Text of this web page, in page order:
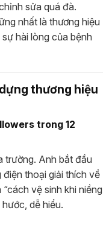
sửa quá đà.
nhất là thương hiệu
hài lòng của bệnh
thương hiệu
trong 12
trường. Anh bắt đầu
thoại giải thích về
vệ sinh khi niềng
dễ hiểu.